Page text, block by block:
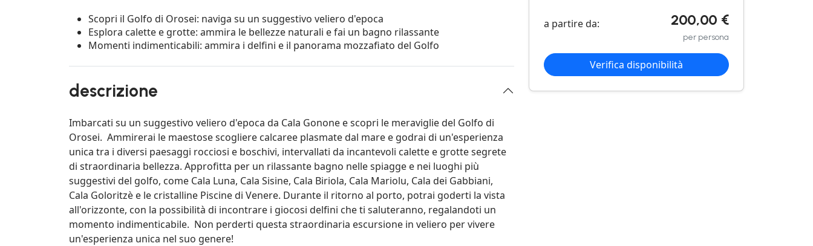
Scopri il Golfo di Orosei: naviga su un suggestivo veliero d'epoca
Esplora calette e grotte: ammira le bellezze naturali e fai un bagno rilassante
Momenti indimenticabili: ammira i delfini e il panorama mozzafiato del Golfo
descrizione
Imbarcati su un suggestivo veliero d'epoca da Cala Gonone e scopri le meraviglie del Golfo di
Orosei. Ammirerai le maestose scogliere calcaree plasmate dal mare e godrai di un'esperienza
unica tra i diversi paesaggi rocciosi e boschivi, intervallati da incantevoli calette e grotte segrete
di straordinaria bellezza. Approfitta per un rilassante bagno nelle spiagge e nei luoghi più
suggestivi del golfo, come Cala Luna, Cala Sisine, Cala Biriola, Cala Mariolu, Cala dei Gabbiani,
Cala Goloritzè e le cristalline Piscine di Venere. Durante il ritorno al porto, potrai goderti la vista
all'orizzonte, con la possibilità di incontrare i giocosi delfini che ti saluteranno, regalandoti un
momento indimenticabile. Non perderti questa straordinaria escursione in veliero per vivere
un'esperienza unica nel suo genere!
a partire da: 200,00 €
per persona
Verifica disponibilità